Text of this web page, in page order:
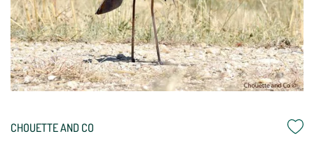
CHOUETTE AND CO
Mettre
Mettre